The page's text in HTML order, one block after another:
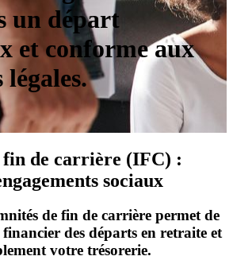
un départ
et conforme aux
légales.
fin de carrière (IFC) :
sociaux
de fin de carrière permet de
des départs en retraite et
votre trésorerie.